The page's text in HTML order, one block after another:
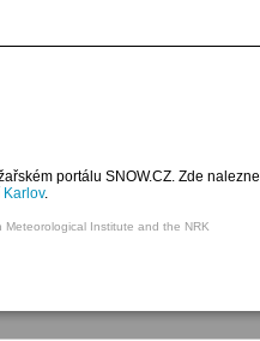
portálu SNOW.CZ. Zde
.
Institute and the NRK